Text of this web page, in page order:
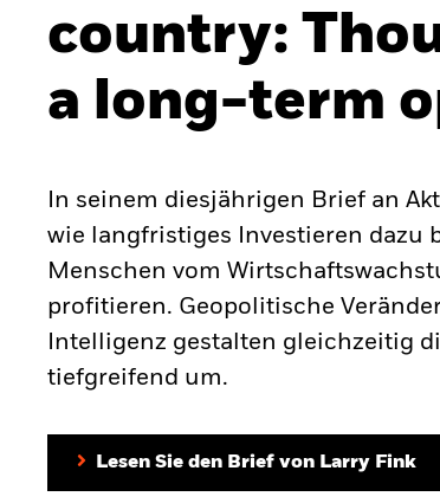
country:
a long-term
In seinem diesjährigen Brief an
wie langfristiges Investieren dazu
Menschen vom
profitieren. Geopolitische
Intelligenz gestalten gleichzeitig
tiefgreifend um.
Lesen Sie den Brief von Larry Fink